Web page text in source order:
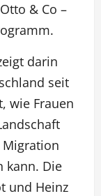
& Co –
darin
seit
wie Frauen
Migration
kann. Die
und Heinz